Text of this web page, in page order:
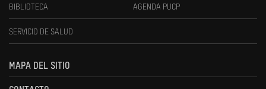
BIBLIOTECA AGENDA PUCP
SERVICIO DE SALUD
MAPA DEL SITIO